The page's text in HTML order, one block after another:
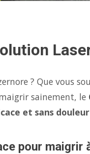
? Que vous
sainement, le
et sans douleur
pour maigrir